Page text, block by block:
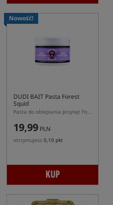
Nowość!
DUDI BAIT Pasta Forest
Squid
Pasta do oblepiania przynęt Forest Squid
19,99 PLN
otrzymujesz 0,10 pkt
KUP